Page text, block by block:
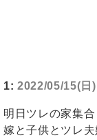
1: 2022/05/15(日
明日ツレの家集
嫁と子供とツレ夫